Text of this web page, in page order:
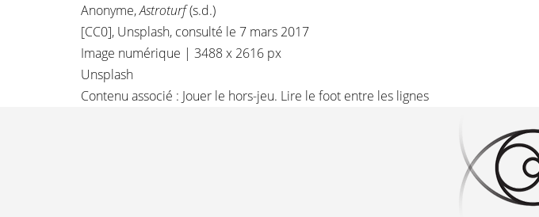
Anonyme,Astroturf(s.d.)
[CC0], Unsplash, consulté le 7 mars 2017
Image numérique | 3488 x 2616 px
Unsplash
Contenu associé : Jouer le hors-jeu. Lire le foot entre les lignes